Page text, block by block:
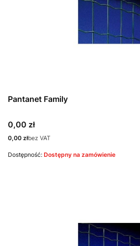
Pantanet Family
Cena
0,00 zł
Cena
0,00 złbez VAT
Dostępność: Dostępny na zamówienie